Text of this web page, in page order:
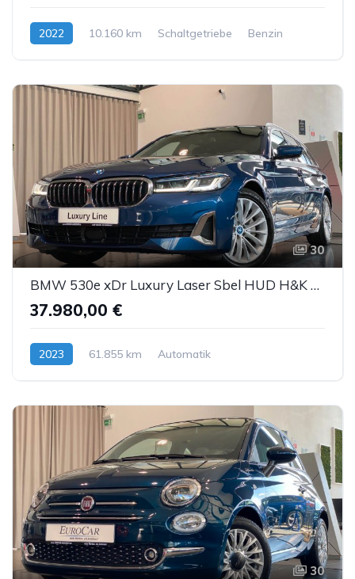
2022 10.160 km Schaltgetriebe Benzin
30
BMW 530e xDr Luxury Laser Sbel HUD H&K DDC ACC AHK
37.980,00 €
2023 61.855 km
Automatik
30